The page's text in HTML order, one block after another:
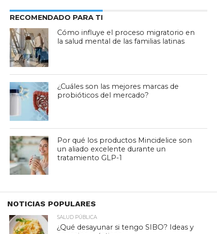
RECOMENDADO PARA TI
Cómo influye el proceso migratorio en
la salud mental de las familias latinas
¿Cuáles son las mejores marcas de
probióticos del mercado?
Por qué los productos Mincidelice son
un aliado excelente durante un
tratamiento GLP-1
NOTICIAS POPULARES
SALUD PÚBLICA
¿Qué desayunar si tengo SIBO? Ideas y